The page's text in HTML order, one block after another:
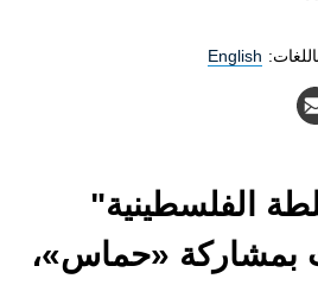
English
الفلسطينية"
بمشاركة «حماس»،